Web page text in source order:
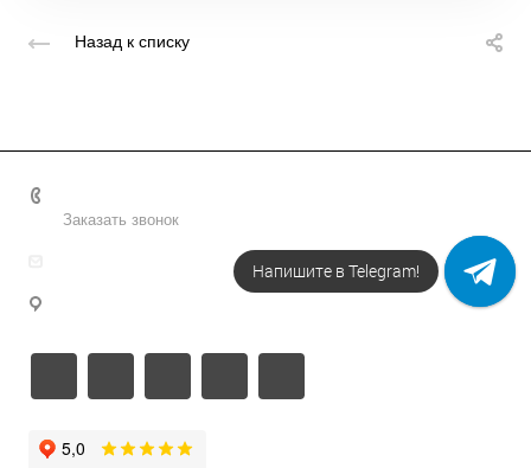
Назад к списку
Заказать звонок
info@metodsmirnova.ru Напишите в Telegram!